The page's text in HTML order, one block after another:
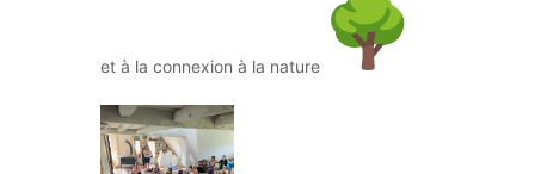
et à la connexion à la nature